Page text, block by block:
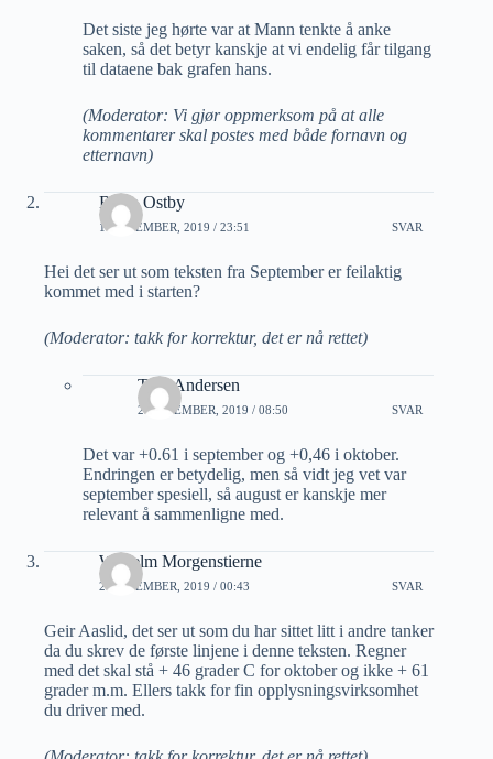
Det siste jeg hørte var at Mann tenkte å anke
saken, så det betyr kanskje at vi endelig får tilgang
til dataene bak grafen hans.
(Moderator: Vi gjør oppmerksom på at alle
kommentarer skal postes med både fornavn og
etternavn)
Bjorn Ostby
1 NOVEMBER, 2019 / 23:51 SVAR
Hei det ser ut som teksten fra September er feilaktig
kommet med i starten?
(Moderator: takk for korrektur, det er nå rettet)
Tore Andersen
2 NOVEMBER, 2019 / 08:50 SVAR
Det var +0.61 i september og +0,46 i oktober.
Endringen er betydelig, men så vidt jeg vet var
september spesiell, så august er kanskje mer
relevant å sammenligne med.
Wilhelm Morgenstierne
2 NOVEMBER, 2019 / 00:43 SVAR
Geir Aaslid, det ser ut som du har sittet litt i andre tanker
da du skrev de første linjene i denne teksten. Regner
med det skal stå + 46 grader C for oktober og ikke + 61
grader m.m. Ellers takk for fin opplysningsvirksomhet
du driver med.